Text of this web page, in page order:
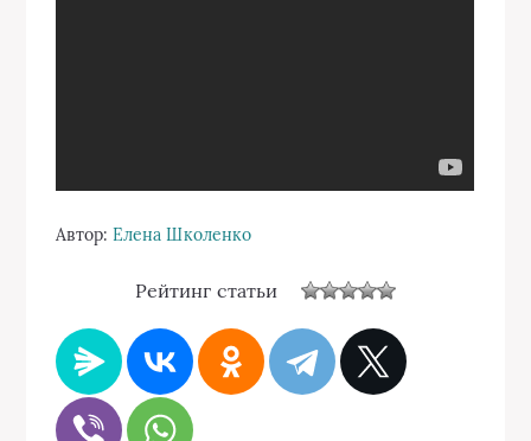
Автор: Елена Школенко
Рейтинг статьи